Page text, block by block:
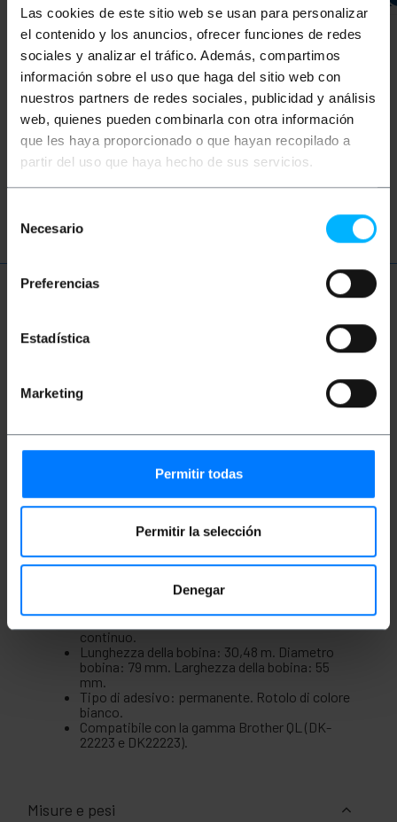
Las cookies de este sitio web se usan para personalizar
el contenido y los anuncios, ofrecer funciones de redes
sociales y analizar el tráfico. Además, compartimos
información sobre el uso que haga del sitio web con
nuestros partners de redes sociales, publicidad y análisis
web, quienes pueden combinarla con otra información
que les haya proporcionado o que hayan recopilado a
partir del uso que haya hecho de sus servicios.
Necesario
Preferencias
Estadística
Marketing
Permitir todas
Permitir la selección
Denegar
Parole
Non hai trovato quello che cercavi? Questi
argomenti potrebbero aiutarti
l'etichettatura di tutti i tipi di oggetti. Si tratta di
etichette presentate in rotolo continuo compatibili
con le stampanti di etichette Brother della gamma
volta applicate, costano molto per decollare senza
spedizione, codici a barre, identificazione del
Confezione da 10 rotoli di etichette adesive
Larghezza etichetta: 50 mm. Digita il nastro
continuo.
Lunghezza della bobina: 30,48 m. Diametro
bobina: 79 mm. Larghezza della bobina: 55
mm.
Tipo di adesivo: permanente. Rotolo di colore
bianco.
Compatibile con la gamma Brother QL (DK-
22223 e DK22223).
Misure e pesi